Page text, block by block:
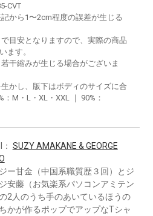
CVT
から1〜2cm程度の誤差が生じる
目安となりますので、実際の商品
ます。
干縮みが生じる場合がございま
かし、版下はボディのサイズに合
M・L・XL・XXL ｜ 90%：
SUZY AMAKANE & GEORGE
ー甘金（中国系職質歴３回）とジ
安藤（お気楽系パソコンアミテン
2人のうち手のあいているほうの
かが作るポップでアップなTシャ